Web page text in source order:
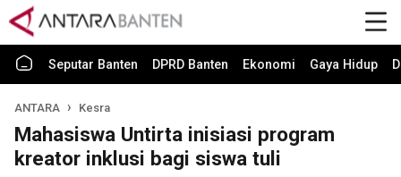
Seputar Banten DPRD Banten Ekonomi Gaya Hidup
ANTARA Kesra
Mahasiswa Untirta inisiasi program
kreator inklusi bagi siswa tuli